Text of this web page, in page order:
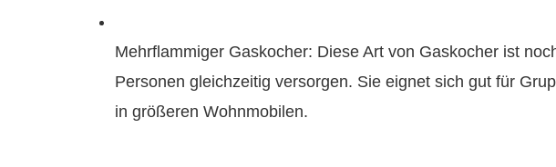
Mehrflammiger Gaskocher: Diese Art von Gaskocher ist
Personen gleichzeitig versorgen. Sie eignet sich gut für
in größeren Wohnmobilen.